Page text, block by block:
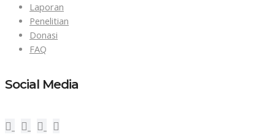
Laporan
Penelitian
Donasi
FAQ
Social Media